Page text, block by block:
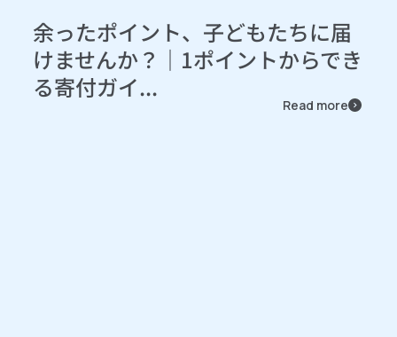
余ったポイント、子どもたちに届
けませんか？｜1ポイントからでき
る寄付ガイ...
Read more